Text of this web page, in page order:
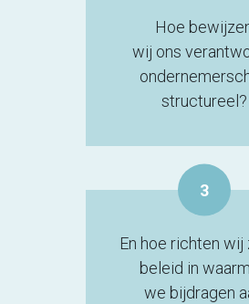
Hoe
wij ons
structureel?
3
En hoe richten wij
beleid in
we bijdragen